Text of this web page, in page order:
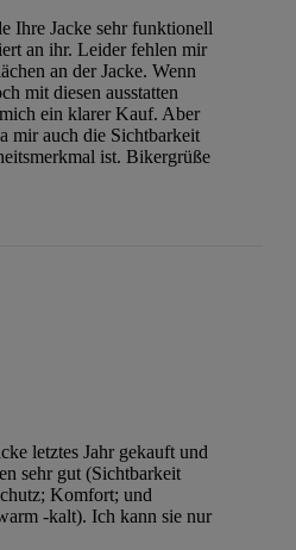
Ihre Jacke sehr funktionell
an ihr. Leider fehlen mir
an der Jacke. Wenn
mit diesen ausstatten
ein klarer Kauf. Aber
mir auch die Sichtbarkeit
ist. Bikergrüße
letztes Jahr gekauft und
sehr gut (Sichtbarkeit
Komfort; und
-kalt). Ich kann sie nur